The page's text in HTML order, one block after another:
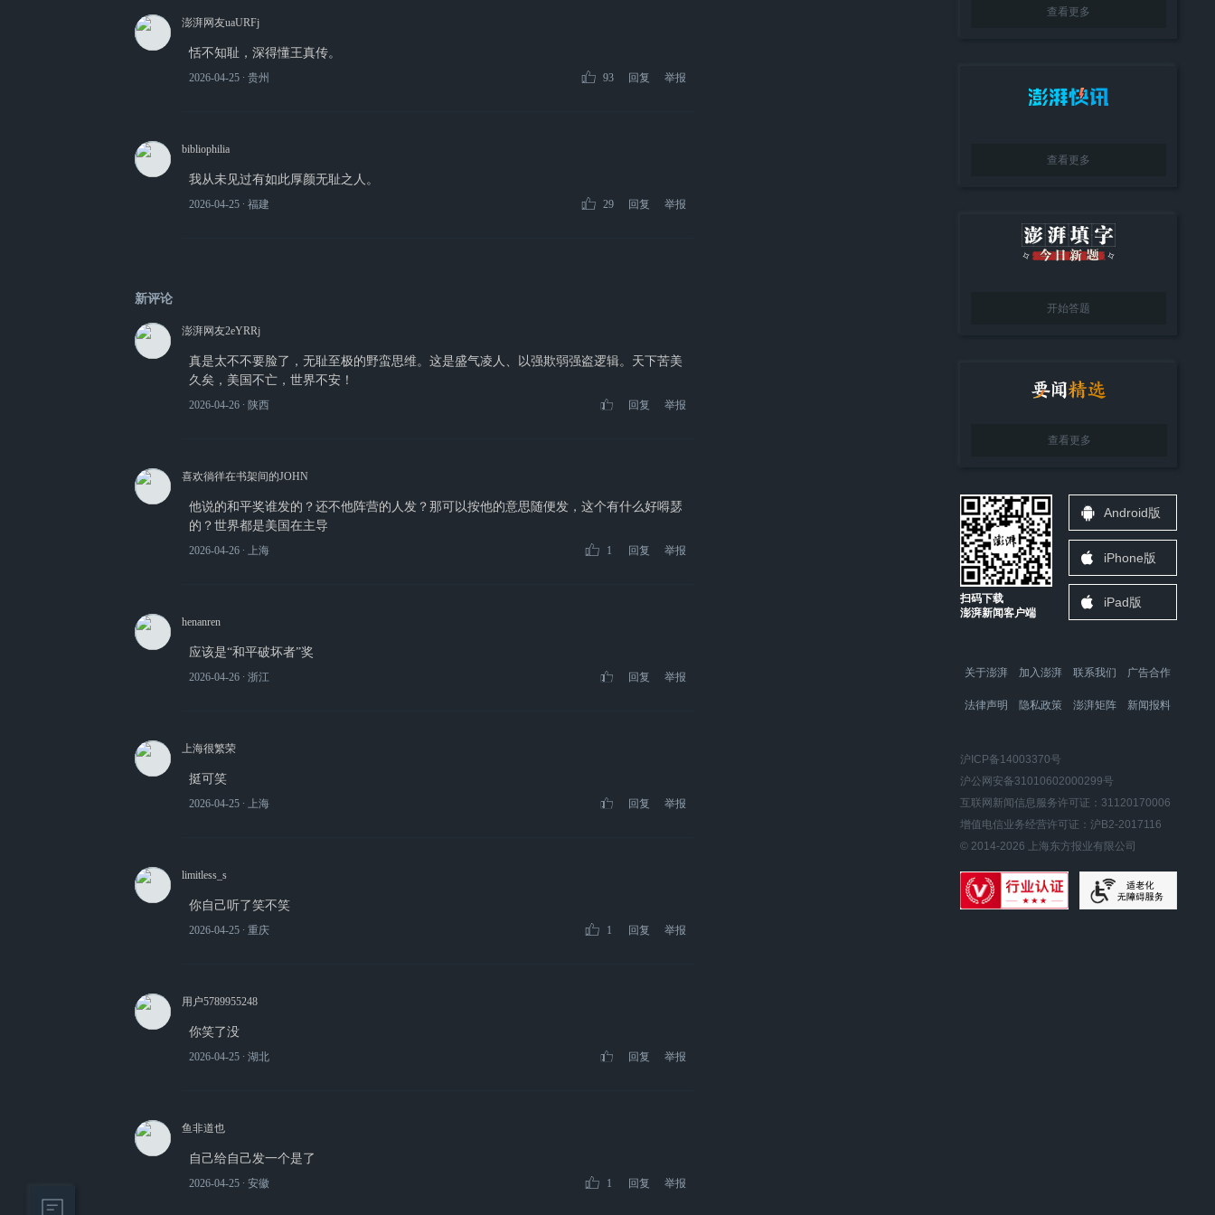
澎湃网友uaURFj
恬不知耻，深得懂王真传。
2026-04-25 ∙ 贵州 93 回复 举报
bibliophilia
我从未见过有如此厚颜无耻之人。
2026-04-25 ∙ 福建 29 回复 举报
新评论
澎湃网友2eYRRj
真是太不不要脸了，无耻至极的野蛮思维。这是盛气凌人、以强欺弱强盗逻辑。天下苦美
久矣，美国不亡，世界不安！
2026-04-26 ∙ 陕西 回复 举报
喜欢徜徉在书架间的JOHN
他说的和平奖谁发的？还不他阵营的人发？那可以按他的意思随便发，这个有什么好嘚瑟
的？世界都是美国在主导
2026-04-26 ∙ 上海 1 回复 举报
henanren
应该是“和平破坏者”奖
2026-04-26 ∙ 浙江 回复 举报
上海很繁荣
挺可笑
2026-04-25 ∙ 上海 回复 举报
limitless_s
你自己听了笑不笑
2026-04-25 ∙ 重庆 1 回复 举报
用户5789955248
你笑了没
2026-04-25 ∙ 湖北 回复 举报
鱼非道也
自己给自己发一个是了
2026-04-25 ∙ 安徽 1 回复 举报
查看更多
查看更多
开始答题
查看更多
扫码下载
澎湃新闻客户端
Android版
iPhone版
iPad版
关于澎湃 加入澎湃 联系我们 广告合作
法律声明 隐私政策 澎湃矩阵 新闻报料
沪ICP备14003370号
沪公网安备31010602000299号
互联网新闻信息服务许可证：31120170006
增值电信业务经营许可证：沪B2-2017116
© 2014-2026 上海东方报业有限公司